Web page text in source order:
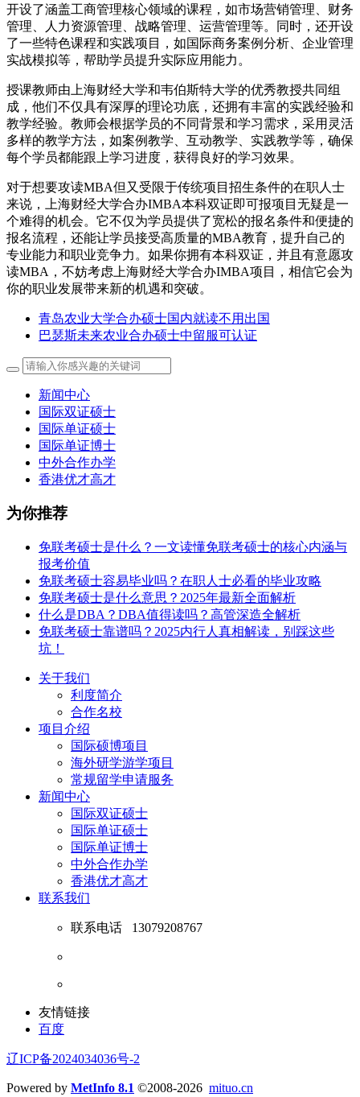
开设了涵盖工商管理核心领域的课程，如市场营销管理、财务
管理、人力资源管理、战略管理、运营管理等。同时，还开设
了一些特色课程和实践项目，如国际商务案例分析、企业管理
实战模拟等，帮助学员提升实际应用能力。
授课教师由上海财经大学和韦伯斯特大学的优秀教授共同组
成，他们不仅具有深厚的理论功底，还拥有丰富的实践经验和
教学经验。教师会根据学员的不同背景和学习需求，采用灵活
多样的教学方法，如案例教学、互动教学、实践教学等，确保
每个学员都能跟上学习进度，获得良好的学习效果。
对于想要攻读MBA但又受限于传统项目招生条件的在职人士
来说，上海财经大学合办IMBA本科双证即可报项目无疑是一
个难得的机会。它不仅为学员提供了宽松的报名条件和便捷的
报名流程，还能让学员接受高质量的MBA教育，提升自己的
专业能力和职业竞争力。如果你拥有本科双证，并且有意愿攻
读MBA，不妨考虑上海财经大学合办IMBA项目，相信它会为
你的职业发展带来新的机遇和突破。
青岛农业大学合办硕士国内就读不用出国
巴瑟斯未来农业合办硕士中留服可认证
新闻中心
国际双证硕士
国际单证硕士
国际单证博士
中外合作办学
香港优才高才
为你推荐
免联考硕士是什么？一文读懂免联考硕士的核心内涵与
报考价值
免联考硕士容易毕业吗？在职人士必看的毕业攻略
免联考硕士是什么意思？2025年最新全面解析
什么是DBA？DBA值得读吗？高管深造全解析
免联考硕士靠谱吗？2025内行人真相解读，别踩这些
坑！
关于我们
利度简介
合作名校
项目介绍
国际硕博项目
海外研学游学项目
常规留学申请服务
新闻中心
国际双证硕士
国际单证硕士
国际单证博士
中外合作办学
香港优才高才
联系我们
联系电话 13079208767
友情链接
百度
辽ICP备2024034036号-2
Powered by MetInfo 8.1 ©2008-2026 mituo.cn